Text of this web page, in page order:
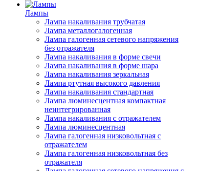
Лампы
Лампа накаливания трубчатая
Лампа металлогалогенная
Лампа галогенная сетевого напряжения
без отражателя
Лампа накаливания в форме свечи
Лампа накаливания в форме шара
Лампа накаливания зеркальная
Лампа ртутная высокого давления
Лампа накаливания стандартная
Лампа люминесцентная компактная
неинтегрированная
Лампа накаливания с отражателем
Лампа люминесцентная
Лампа галогенная низковольтная с
отражателем
Лампа галогенная низковольтная без
отражателя